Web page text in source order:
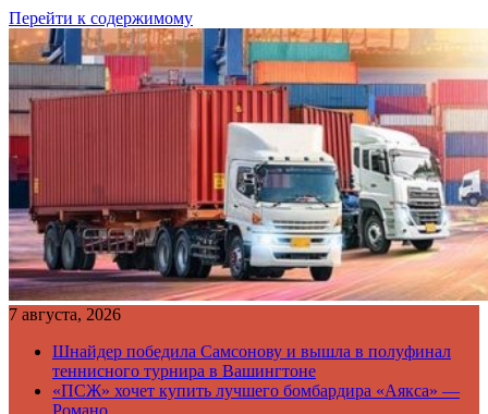
Перейти к содержимому
7 августа, 2026
Шнайдер победила Самсонову и вышла в полуфинал
теннисного турнира в Вашингтоне
«ПСЖ» хочет купить лучшего бомбардира «Аякса» —
Романо